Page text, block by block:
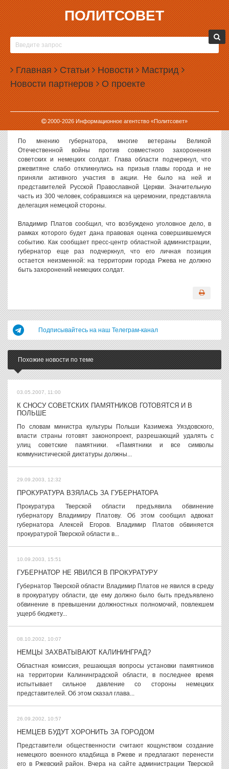
ПОЛИТСОВЕТ
Главная Статьи Новости Мастрид
Новости партнеров О проекте
2000-2026Информационное агентство «Политсовет»
01.10.2002, 09:57
«КЛАДБИЩЕНСКИЙ СКАНДАЛ»
ПРОДОЛЖАЕТСЯ
28 сентября во Ржеве состоялось открытие кладбища советских
и немецких солдат. В связи с этой акцией, вызвавшей множество
протестов со стороны всех слоев населения области, губернатор
Владимир Платоввыступил с заявлением в котором осудил
действия главы города РжеваАлександра Харченко,назвав их
самоуправными и противозаконными.
По мнению губернатора, многие ветераны Великой
Отечественной войны против совместного захоронения
советских и немецких солдат. Глава области подчеркнул, что
ржевитяне слабо откликнулись на призыв главы города и не
приняли активного участия в акции. Не было на ней и
представителей Русской Православной Церкви. Значительную
часть из 300 человек, собравшихся на церемонии, представляла
делегация немецкой стороны.
Владимир Платов сообщил, что возбуждено уголовное дело, в
рамках которого будет дана правовая оценка совершившемуся
событию. Как сообщает пресс-центр областной администрации,
губернатор еще раз подчеркнул, что его личная позиция
остается неизменной: на территории города Ржева не должно
быть захоронений немецких солдат.
Подписывайтесь на наш Телеграм-канал
Похожие новости по теме
03.05.2007, 11:00
К СНОСУ СОВЕТСКИХ ПАМЯТНИКОВ ГОТОВЯТСЯ И В
ПОЛЬШЕ
По словам министра культуры Польши Казимежа Уяздовского,
власти страны готовят законопроект, разрешающий удалять с
улиц советские памятники. «Памятники и все символы
коммунистической диктатуры должны...
29.09.2003, 12:32
ПРОКУРАТУРА ВЗЯЛАСЬ ЗА ГУБЕРНАТОРА
Прокуратура Тверской области предъявила обвинение
губернатору Владимиру Платову. Об этом сообщил адвокат
губернатора Алексей Егоров. Владимир Платов обвиняется
прокуратурой Тверской области в...
10.09.2003, 15:51
ГУБЕРНАТОР НЕ ЯВИЛСЯ В ПРОКУРАТУРУ
Губернатор Тверской области Владимир Платов не явился в среду
в прокуратуру области, где ему должно было быть предъявлено
обвинение в превышении должностных полномочий, повлекшем
ущерб бюджету...
08.10.2002, 10:07
НЕМЦЫ ЗАХВАТЫВАЮТ КАЛИНИНГРАД?
Областная комиссия, решающая вопросы установки памятников
на территории Калининградской области, в последнее время
испытывает сильное давление со стороны немецких
представителей. Об этом сказал глава...
26.09.2002, 10:57
НЕМЦЕВ БУДУТ ХОРОНИТЬ ЗА ГОРОДОМ
Представители общественности считают кощунством создание
немецкого военного кладбища в Ржеве и предлагают перенести
его в Ржевский район. Вчера на сайте администрации Тверской